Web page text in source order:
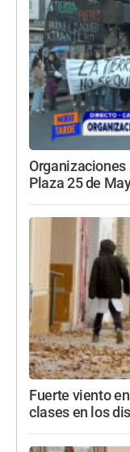
Plaza 25 de
Fuerte viento
clases en los